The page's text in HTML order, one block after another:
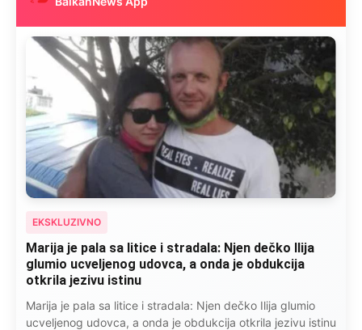
EKSKLUZIVNO
Marija je pala sa litice i stradala: Njen dečko Ilija
glumio ucveljenog udovca, a onda je obdukcija
otkrila jezivu istinu
Marija je pala sa litice i stradala: Njen dečko Ilija glumio
ucveljenog udovca, a onda je obdukcija otkrila jezivu istinu